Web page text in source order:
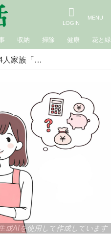
収納 掃除 健康 花と緑
夫婦手取り45万の4人家族「貯金ゼロ」から6年半で2000万円を貯めた主婦・あにかさんがやめたこと。欲しい！と思ったときこそ“デメリット”を考えてみる節約習慣
成AIを使用して作成しています